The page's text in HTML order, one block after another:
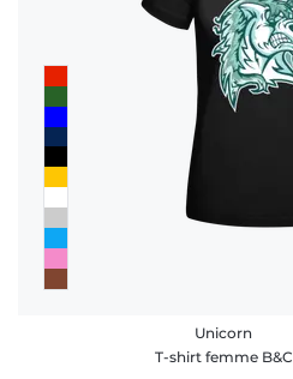
Unicorn
T-shirt femme B&C